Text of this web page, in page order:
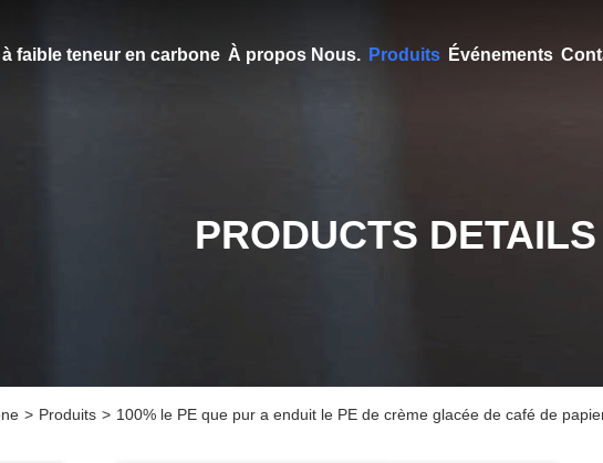
faible teneur en carbone À propos Nous. Produits Événements
PRODUCTS DETAILS
> Produits > 100% le PE que pur a enduit le PE de crème glacée de café de